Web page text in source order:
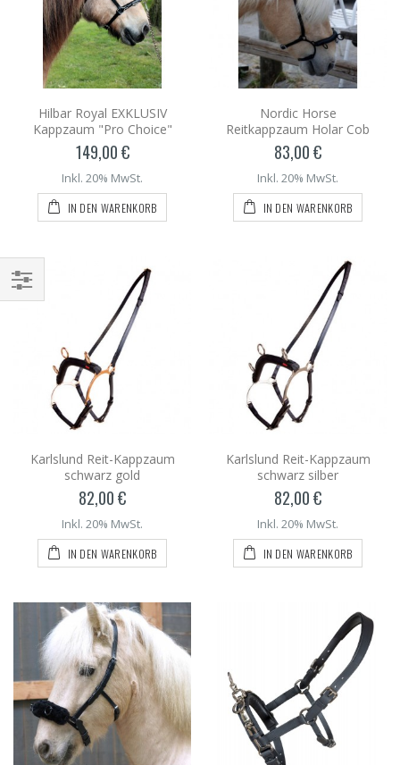
Hilbar Royal EXKLUSIV
Kappzaum "Pro Choice"
149,00 €
Inkl. 20% MwSt.
IN DEN WARENKORB
Nordic Horse
Reitkappzaum Holar Cob
83,00 €
Inkl. 20% MwSt.
IN DEN WARENKORB
Karlslund Reit-Kappzaum
schwarz gold
82,00 €
Inkl. 20% MwSt.
IN DEN WARENKORB
Karlslund Reit-Kappzaum
schwarz silber
82,00 €
Inkl. 20% MwSt.
IN DEN WARENKORB